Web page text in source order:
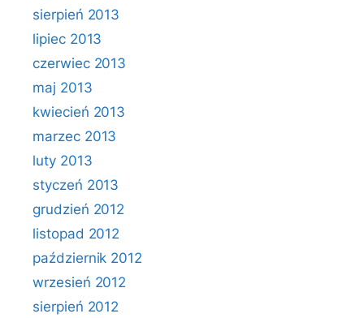
sierpień 2013
lipiec 2013
czerwiec 2013
maj 2013
kwiecień 2013
marzec 2013
luty 2013
styczeń 2013
grudzień 2012
listopad 2012
październik 2012
wrzesień 2012
sierpień 2012